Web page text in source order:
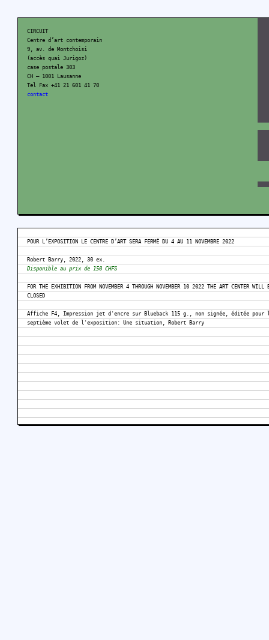
CIRCUIT
Centre d’art contemporain
9, av. de Montchoisi
(accès quai Jurigoz)
case postale 303
CH – 1001 Lausanne
Tel Fax +41 21 601 41 70
contact
POUR L’EXPOSITION LE CENTRE D’ART SERA FERMÉ DU 4 AU 11 NOVEMBRE 2022
Robert Barry, 2022, 30 ex.
Disponible au prix de 150 CHFS
FOR THE EXHIBITION FROM NOVEMBER 4 THROUGH NOVEMBER 10 2022 THE ART CENTER WILL
CLOSED
Affiche F4, Impression jet d'encre sur Blueback 115 g., non signée, éditée pour
septième volet de l'exposition: Une situation, Robert Barry